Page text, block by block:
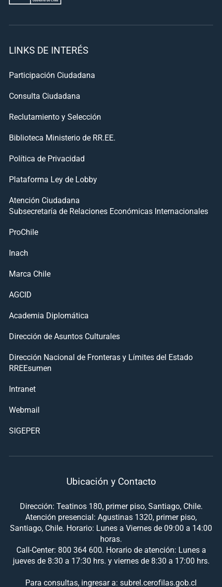
LINKS DE INTERÉS
Participación Ciudadana
Consulta Ciudadana
Reclutamiento y Selección
Biblioteca Ministerio de RR.EE.
Política de Privacidad
Plataforma Ley de Lobby
Atención Ciudadana
Subsecretaría de Relaciones Económicas Internacionales
ProChile
Inach
Marca Chile
AGCID
Academia Diplomática
Dirección de Asuntos Culturales
Dirección Nacional de Fronteras y Límites del Estado
RREEsumen
Intranet
Webmail
SIGEPER
Ubicación y Contacto
Dirección: Teatinos 180, primer piso, Santiago, Chile.
Atención presencial: Agustinas 1320, primer piso,
Santiago, Chile. Horario: Lunes a Viernes de 09:00 a 14:00
horas.
Call-Center: 800 364 600. Horario de atención: Lunes a
jueves de 8:30 a 17:30 hrs. y viernes de 8:30 a 17:00 hrs.
Para consultas, ingresar a: subrel.cerofilas.gob.cl